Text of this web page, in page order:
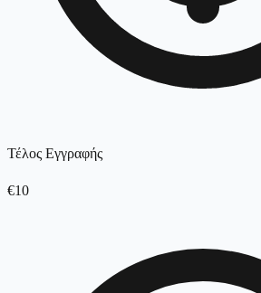
Τέλος Εγγραφής
€10